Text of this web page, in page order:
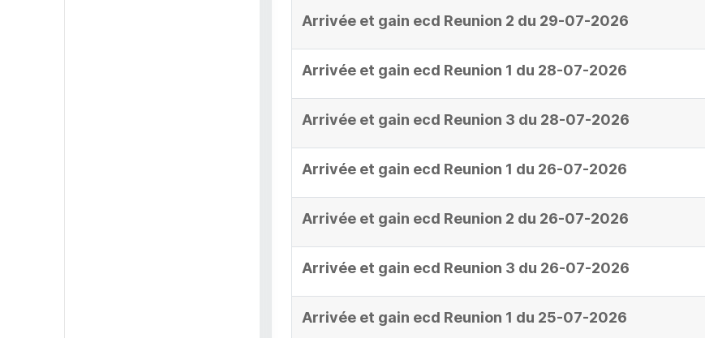
Arrivée et gain ecd Reunion 2 du 29-07-2026
Arrivée et gain ecd Reunion 1 du 28-07-2026
Arrivée et gain ecd Reunion 3 du 28-07-2026
Arrivée et gain ecd Reunion 1 du 26-07-2026
Arrivée et gain ecd Reunion 2 du 26-07-2026
Arrivée et gain ecd Reunion 3 du 26-07-2026
Arrivée et gain ecd Reunion 1 du 25-07-2026